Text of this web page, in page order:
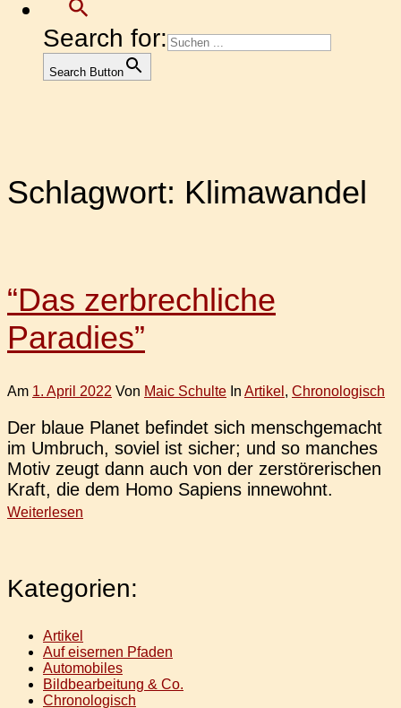
Search for:
Search Button
Schlagwort: Klimawandel
“Das zerbrechliche
Paradies”
Am 1. April 2022 Von Maic Schulte In Artikel , Chronologisch
Der blaue Planet befin­det sich mensch­ge­macht
im Umbruch, soviel ist sicher; und so man­ches
Motiv zeugt dann auch von der zer­stö­re­ri­schen
Kraft, die dem Homo Sapi­ens innewohnt.
Weiterlesen
Kategorien:
Artikel
Auf eisernen Pfaden
Automobiles
Bildbearbeitung & Co.
Chronologisch